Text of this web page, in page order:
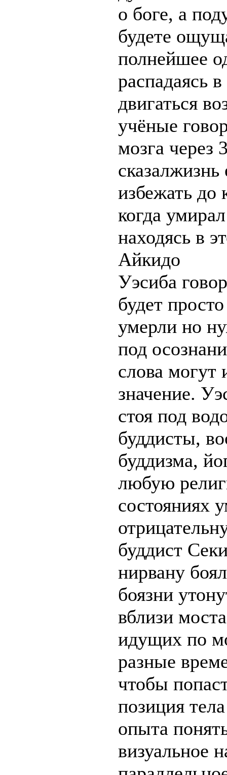
о боге, а
будете
полнейшее
распадаясь
двигаться
учёные
мозга через
сказалжизнь
избежать до
когда
находясь в
Айкидо
Уэсиба
будет
умерли но
под
слова могут
значение.
стоя под
буддисты,
буддизма,
любую
состояниях
буддист
нирвану
боязни
вблизи
идущих по
разные
чтобы
позиция
опыта
визуальное